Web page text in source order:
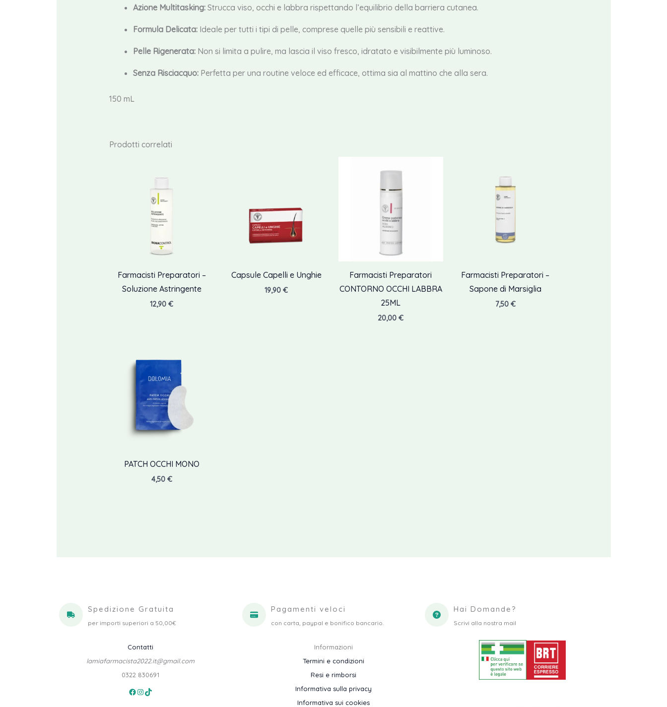
Azione Multitasking: Strucca viso, occhi e labbra rispettando l’equilibrio della barriera cutanea.
Formula Delicata: Ideale per tutti i tipi di pelle, comprese quelle più sensibili e reattive.
Pelle Rigenerata: Non si limita a pulire, ma lascia il viso fresco, idratato e visibilmente più luminoso.
Senza Risciacquo: Perfetta per una routine veloce ed efficace, ottima sia al mattino che alla sera.
150 mL
Prodotti correlati
Farmacisti Preparatori –
Soluzione Astringente
12,90€
Capsule Capelli e Unghie
19,90€
Farmacisti Preparatori
CONTORNO OCCHI LABBRA
25ML
20,00€
Farmacisti Preparatori –
Sapone di Marsiglia
7,50 €
PATCH OCCHI MONO
4,50 €
Spedizione Gratuita
per importi superiori a 50,00€
Pagamenti veloci
con carta, paypal e bonifico bancario.
Hai Domande?
Scrivi alla nostra mail
Contatti
lamiafarmacista2022.it@gmail.com
0322 830691
Facebook
Instagram
TikTok
Informazioni
Termini e condizioni
Resi e rimborsi
Informativa sulla privacy
Informativa sui cookies